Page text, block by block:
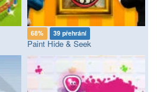
68% 39 přehrání
Paint Hide & Seek